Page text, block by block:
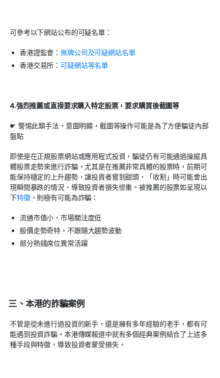
可參考以下網站公布的可疑名單：
香港證監會：無牌公司及可疑網站名單
香港交易所：可疑網站等名單
4.強烈推薦或直接要求購入特定股票，要求購買後截圖等
☛ 警惕此類手法，意圖明顯，截圖等操作可能是為了方便騙徒內部
盤點
即使是在正規股票網站或應用程式投資，騙徒仍有可能通過操縱具
體股票走勢來進行詐騙，尤其是在推薦非常具體的股票時，前期可
能保持穩定的上升趨勢，讓投資者嘗到甜頭，「收割」時可能會出
現瞬間暴跌的情況，導致投資者損失慘重。被推薦的股票如呈現以
下特徵，則極有可能為詐騙：
流通市值小，市場關注度低
股價走勢奇特，不跟隨大趨勢波動
部分熱錢席位異常活躍
三、本港的詐騙案例
不管是從未進行過投資的新手，還是擁有多年經驗的老手，都有可
能遇到投資詐騙。本港傳媒報道中就有多個經典案例結合了上述多
種手段與特徵，導致投資者蒙受損失。